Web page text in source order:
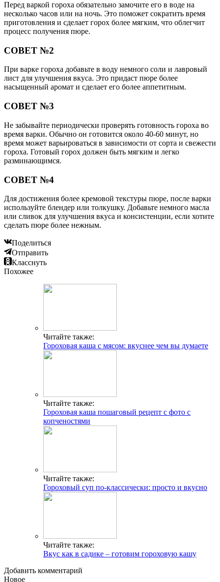
Перед варкой гороха обязательно замочите его в воде на
несколько часов или на ночь. Это поможет сократить время
приготовления и сделает горох более мягким, что облегчит
процесс получения пюре.
СОВЕТ №2
При варке гороха добавьте в воду немного соли и лавровый
лист для улучшения вкуса. Это придаст пюре более
насыщенный аромат и сделает его более аппетитным.
СОВЕТ №3
Не забывайте периодически проверять готовность гороха во
время варки. Обычно он готовится около 40-60 минут, но
время может варьироваться в зависимости от сорта и свежести
гороха. Готовый горох должен быть мягким и легко
разминающимся.
СОВЕТ №4
Для достижения более кремовой текстуры пюре, после варки
используйте блендер или толкушку. Добавьте немного масла
или сливок для улучшения вкуса и консистенции, если хотите
сделать пюре более нежным.
Поделиться
Отправить
Класснуть
Похожее
Читайте также:
Гороховая каша с мясом: вкуснее чем вы думаете
Читайте также:
Гороховая каша пошаговый рецепт с фото с
копченостями
Читайте также:
Гороховый суп по-классически: просто и вкусно
Читайте также:
Вкус как в садике – готовим гороховую кашу
Добавить комментарий
Новое